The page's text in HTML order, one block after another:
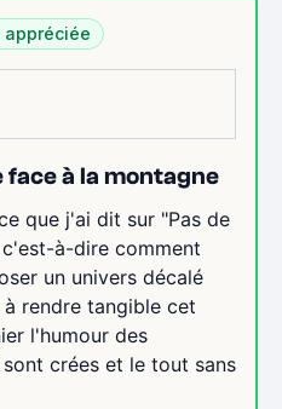
à la montagne
que j'ai dit sur "Pas de
à-dire comment
un univers décalé
rendre tangible cet
l'humour des
crées et le tout sans